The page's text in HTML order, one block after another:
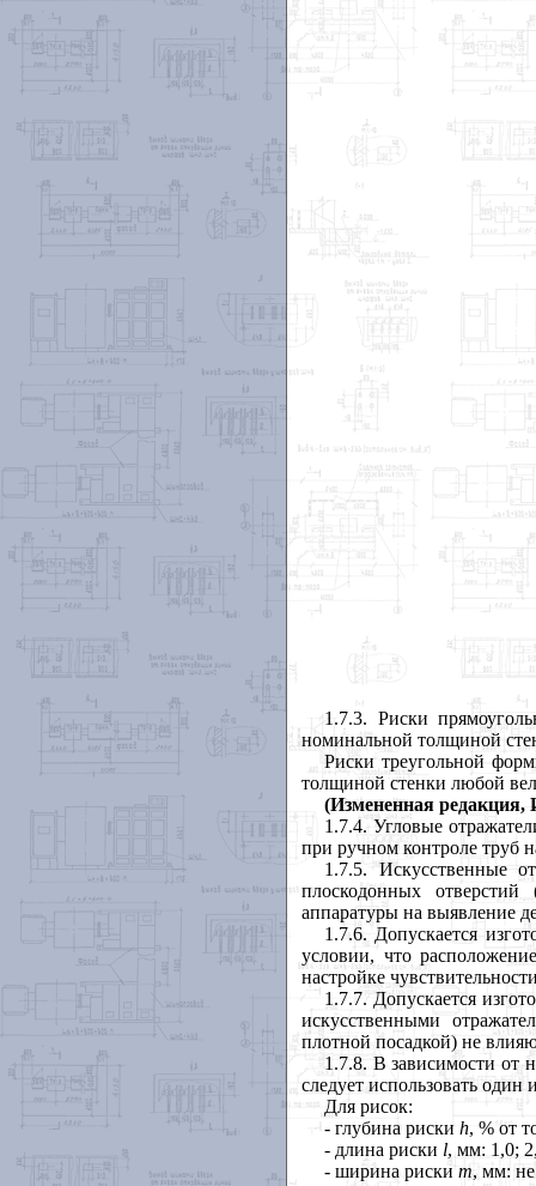
1.7.3. Риски
номинальной толщиной
Риски треугольной
толщиной стенки любой
(Измененная
1.7.4. Угловые
при ручном контроле
1.7.5. Искусственные
плоскодонных
аппаратуры на выявление
1.7.6. Допускается
условии, что
настройке
1.7.7. Допускается
искусственными
плотной посадкой) не
1.7.8. В зависимости от
следует использовать
Для рисок:
- глубина риски h, % от
- длина риски l, мм: 1,0;
- ширина рискиm, мм: не